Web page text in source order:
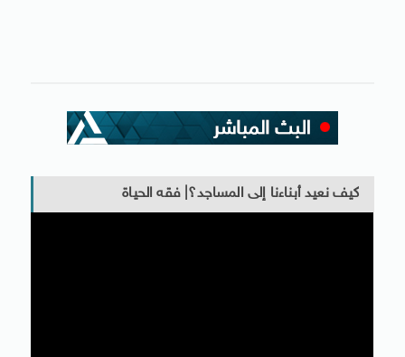
كيف نعيد أبناءنا إلى المساجد؟| فقه الحياة